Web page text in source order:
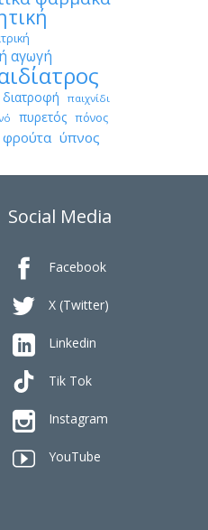
αγωγή
διατροφή
παιχνίδι
πυρετός πόνος
φρούτα ύπνος
Social Media
 Facebook
 X (Twitter)
 Linkedin
Tik Tok
 Instagram
 YouTube